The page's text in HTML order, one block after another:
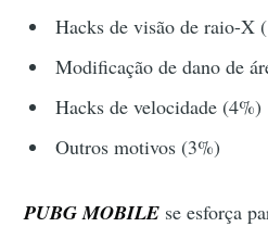
Hacks de visão de raio-X
Modificação de dano de
Hacks de velocidade (4%)
Outros motivos (3%)
PUBG MOBILE se esforça